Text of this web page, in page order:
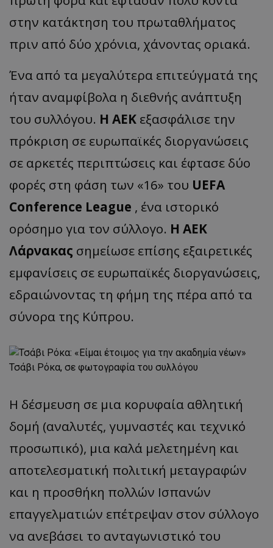
στην κατάκτηση του πρωταθλήματος
πριν από δύο χρόνια, χάνοντας οριακά.
Ένα από τα μεγαλύτερα επιτεύγματά της
ήταν αναμφίβολα η διεθνής ανάπτυξη
του συλλόγου. Η ΑΕΚ εξασφάλισε την
πρόκριση σε ευρωπαϊκές διοργανώσεις
σε αρκετές περιπτώσεις και έφτασε δύο
φορές στη φάση των «16» του UEFA
Conference League , ένα ιστορικό
ορόσημο για τον σύλλογο. Η ΑΕΚ
Λάρνακας σημείωσε επίσης εξαιρετικές
εμφανίσεις σε ευρωπαϊκές διοργανώσεις,
εδραιώνοντας τη φήμη της πέρα ​​από τα
σύνορα της Κύπρου.
Τσάβι Ρόκα, σε φωτογραφία του συλλόγου
Η δέσμευση σε μια κορυφαία αθλητική
δομή (αναλυτές, γυμναστές και τεχνικό
προσωπικό), μια καλά μελετημένη και
αποτελεσματική πολιτική μεταγραφών
και η προσθήκη πολλών Ισπανών
επαγγελματιών επέτρεψαν στον σύλλογο
να ανεβάσει το ανταγωνιστικό του